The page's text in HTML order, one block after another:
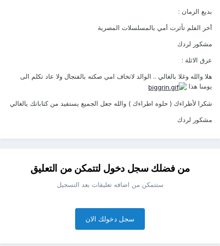
بديع الزمان :
أخر الفلم تأثرت أمي بالمسلسلات المصرية
مشكور لردك
عرق الاثلة :
هلا والله وغلا بالغالي .. الوالد لاتخاف امي صكته بالفنجال ولا عاد تكلم الى
يومنا هذا
شكرا لأطراءك ( حلوه اطراءك ) والله جعل الجميع يستفيد من كتاباتك يالغالي
مشكور لردك
من فضلك سجل دخول لتتمكن من التعليق
ستتمكن من اضافه تعليقات بعد التسجيل
سجل دخولك الان